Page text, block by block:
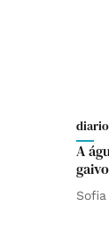
A